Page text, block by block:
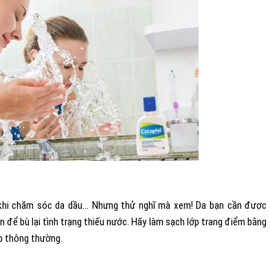
chăm sóc da dầu… Nhưng thử nghĩ mà xem! Da bạn cần được
để bù lại tình trạng thiếu nước. Hãy làm sạch lớp trang điểm bằng
thông thường.